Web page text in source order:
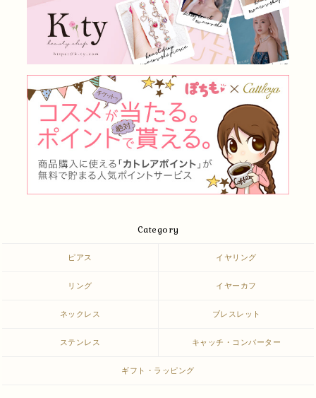
Category
ピアス イヤリング
リング イヤーカフ
ネックレス ブレスレット
ステンレス キャッチ・コンバーター
ギフト・ラッピング